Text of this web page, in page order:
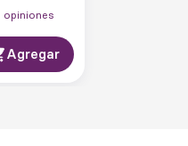
opiniones
Agregar